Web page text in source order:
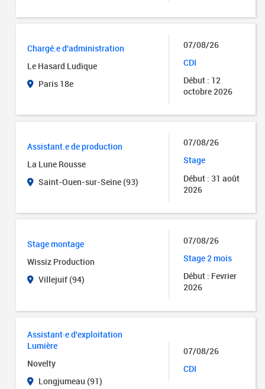
Chargé.e d'administration
Le Hasard Ludique
Paris 18e
07/08/26
CDI
Début : 12
octobre 2026
Assistant.e de production
La Lune Rousse
Saint-Ouen-sur-Seine (93)
07/08/26
Stage
Début : 31 août
2026
Stage montage
Wissiz Production
Villejuif (94)
07/08/26
Stage 2 mois
Début : Fevrier
2026
Assistant·e d'exploitation
Lumière
Novelty
Longjumeau (91)
07/08/26
CDI